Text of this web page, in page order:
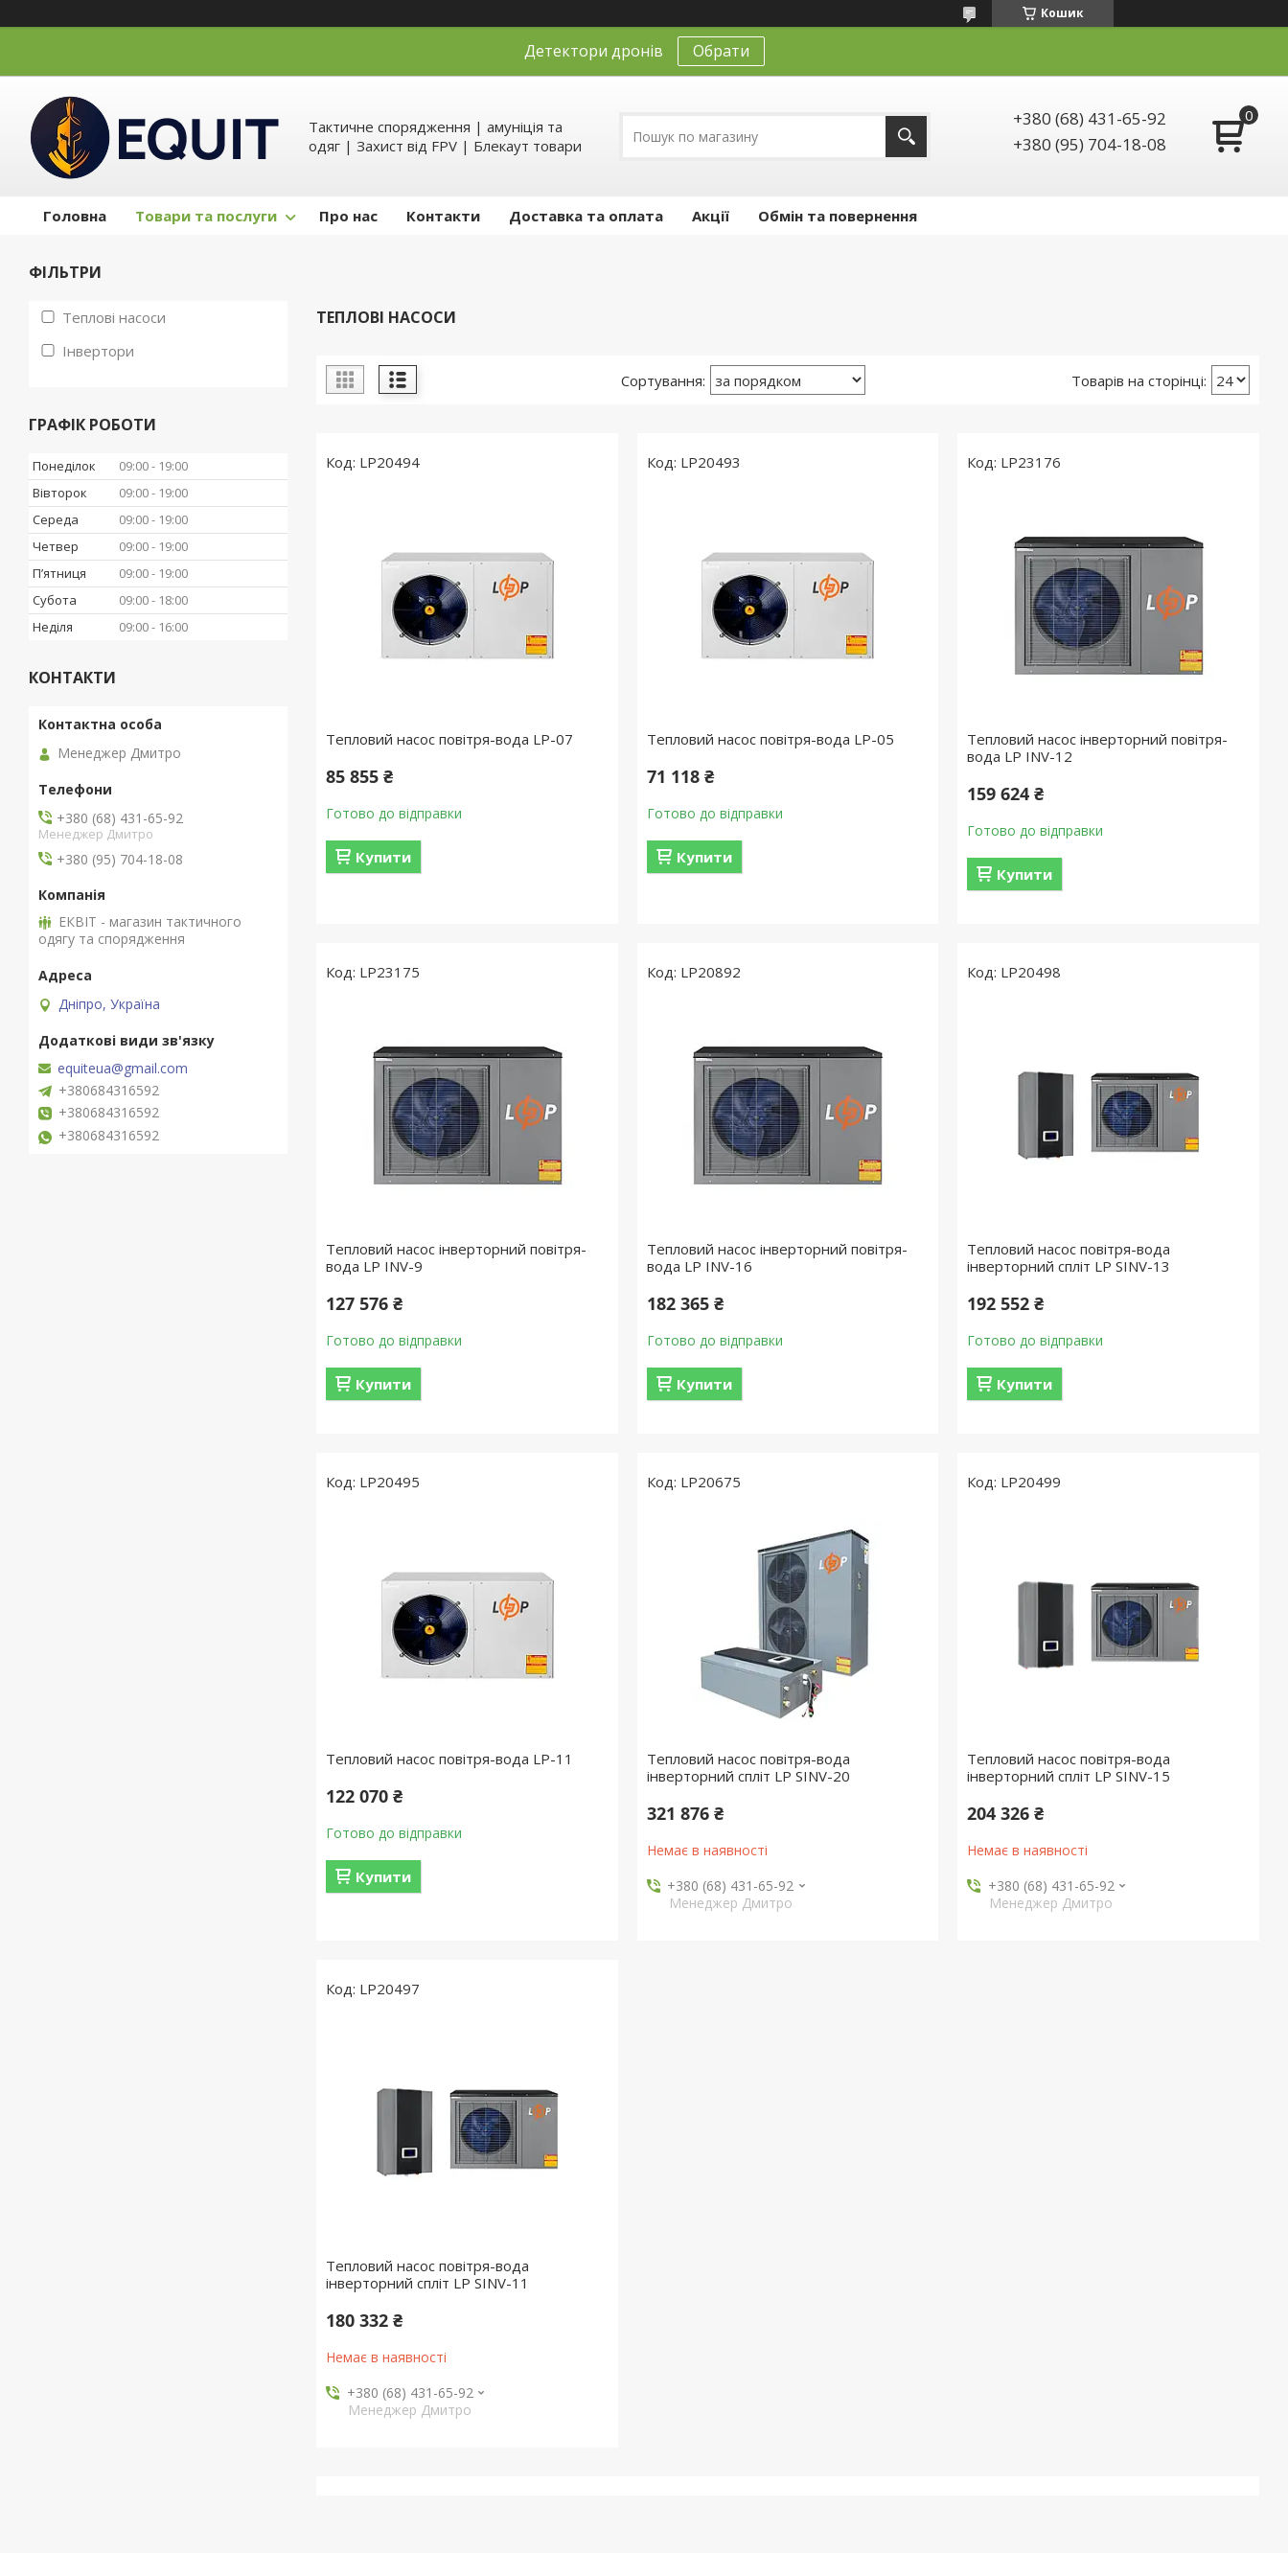
Кошик
Детектори дронів Обрати
Тактичне спорядження | амуніція та
одяг | Захист від FPV | Блекаут товари
+380 (68) 431-65-92
+380 (95) 704-18-08
Головна Товари та послуги Про нас Контакти Доставка та оплата Акції Обмін та повернення
ТЕПЛОВІ НАСОСИ
LP20494
Тепловий насос повітря-вода LP-07
85 855 ₴
Готово до відправки
Купити
LP20493
Тепловий насос повітря-вода LP-05
71 118 ₴
Готово до відправки
Купити
LP23176
Тепловий насос інверторний повітря-
вода LP INV-12
159 624 ₴
Готово до відправки
Купити
LP23175
Тепловий насос інверторний повітря-
вода LP INV-9
127 576 ₴
Готово до відправки
Купити
LP20892
Тепловий насос інверторний повітря-
вода LP INV-16
182 365 ₴
Готово до відправки
Купити
LP20498
Тепловий насос повітря-вода
інверторний спліт LP SINV-13
192 552 ₴
Готово до відправки
Купити
LP20495
Тепловий насос повітря-вода LP-11
122 070 ₴
Готово до відправки
Купити
LP20675
Тепловий насос повітря-вода
інверторний спліт LP SINV-20
321 876 ₴
Немає в наявності
+380 (68) 431-65-92
Менеджер Дмитро
LP20499
Тепловий насос повітря-вода
інверторний спліт LP SINV-15
204 326 ₴
Немає в наявності
+380 (68) 431-65-92
Менеджер Дмитро
LP20497
Тепловий насос повітря-вода
інверторний спліт LP SINV-11
180 332 ₴
Немає в наявності
+380 (68) 431-65-92
Менеджер Дмитро
ФІЛЬТРИ
Теплові насоси
Інвертори
ГРАФІК РОБОТИ
Понеділок 09:00
19:00
Вівторок
09:00
19:00
Середа
09:00
19:00
Четвер
09:00
19:00
Пʼятниця
09:00
19:00
Субота
09:00
18:00
Неділя
09:00 16:00
КОНТАКТИ
Менеджер Дмитро
+380 (68) 431-65-92
Менеджер Дмитро
+380 (95) 704-18-08
ЕКВІТ - магазин тактичного
одягу та спорядження
Дніпро, Україна
equiteua@gmail.com
+380684316592
+380684316592
+380684316592